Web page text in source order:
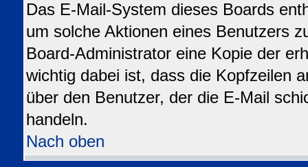
Das E-Mail-System dieses Boards
um solche Aktionen eines Benutzers
Board-Administrator eine Kopie der
wichtig dabei ist, dass die Kopfzeilen
über den Benutzer, der die E-Mail
handeln.
Nach oben